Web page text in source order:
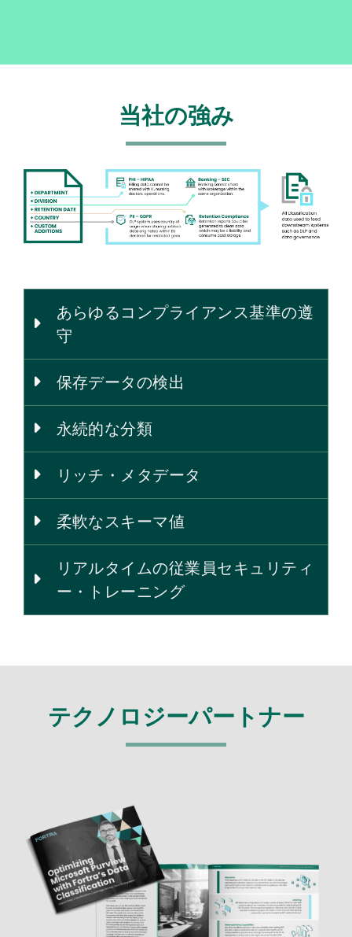
当社の強み
Image
あらゆるコンプライアンス基準の遵
守
保存データの検出
永続的な分類
リッチ・メタデータ
柔軟なスキーマ値
リアルタイムの従業員セキュリティ
ー・トレーニング
テクノロジーパートナー